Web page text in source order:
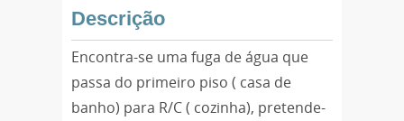
Descrição
Encontra-se uma fuga de água que
passa do primeiro piso ( casa de
banho) para R/C ( cozinha), pretende-